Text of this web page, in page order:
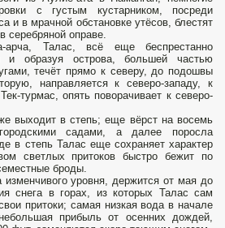
с густым кустарником, посреди
и в мрачной обстановке утёсов, блестят
серебряной оправе.
арча, Талас, всё еще беспрестанно
и образуя острова, большей частью
течёт прямо к северу, до подошвы
направляется к северо-западу, к
турмас, опять поворачивает к северо-
выходит в степь; еще вёрст на восемь
садами, а далее поросла
в степь Талас еще сохраняет характер
светлых притоков быстро бежит по
броды.
уровня, держится от мая до
снега в горах, из которых Талас сам
притоки; самая низкая вода в начале
прибыль от осенних дождей,